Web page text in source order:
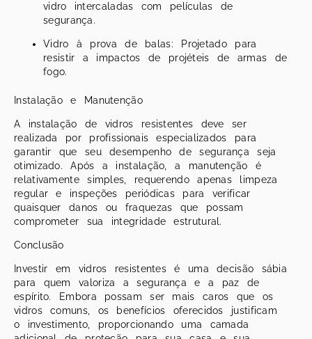
vidro intercaladas com películas de
segurança.
Vidro à prova de balas: Projetado para
resistir a impactos de projéteis de armas de
fogo.
Instalação e Manutenção
A instalação de vidros resistentes deve ser
realizada por profissionais especializados para
garantir que seu desempenho de segurança seja
otimizado. Após a instalação, a manutenção é
relativamente simples, requerendo apenas limpeza
regular e inspeções periódicas para verificar
quaisquer danos ou fraquezas que possam
comprometer sua integridade estrutural.
Conclusão
Investir em vidros resistentes é uma decisão sábia
para quem valoriza a segurança e a paz de
espírito. Embora possam ser mais caros que os
vidros comuns, os benefícios oferecidos justificam
o investimento, proporcionando uma camada